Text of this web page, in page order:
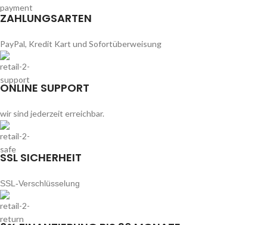
ZAHLUNGSARTEN
PayPal, Kredit Kart und Sofortüberweisung
ONLINE SUPPORT
wir sind jederzeit erreichbar.
SSL SICHERHEIT
SSL-Verschlüsselung